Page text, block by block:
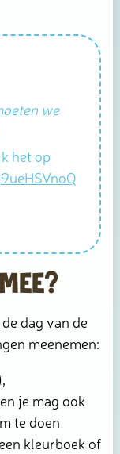
we
het op
dag van de
meenemen:
je mag ook
te doen
kleurboek of